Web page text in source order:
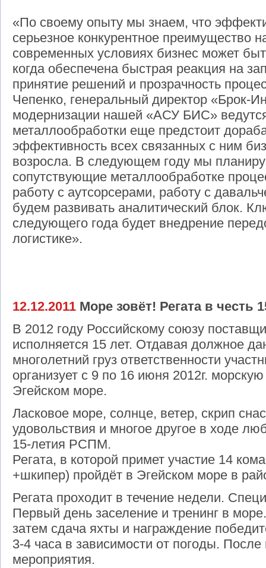
«По своему опыту мы знаем, что
серьезное конкурентное преимущество
современных условиях бизнес может
когда обеспечена быстрая реакция на
принятие решений и прозрачность
Чепенко, генеральный директор «Брок-
модернизации нашей «АСУ БИС»
металлообработки еще предстоит
эффективность всех связанных с ним
возросла. В следующем году мы
сопутствующие металлообработке
работу с аутсорсерами, работу с
будем развивать аналитический блок.
следующего года будет внедрение
логистике».
12.12.2011 Море зовёт! Регата в честь
В 2012 году Российскому союзу
исполняется 15 лет. Отдавая должное
многолетний груз ответственности
организует c 9 по 16 июня 2012г.
Эгейском море.
Ласковое море, солнце, ветер, скрип
удовольствия и многое другое в ходе
15-летия РСПМ.
Регата, в которой примет участие 14
+шкипер) пройдёт в Эгейском море в
Регата проходит в течение недели.
Первый день заселение и тренинг в
затем сдача яхты и награждение
3-4 часа в зависимости от погоды. После
мероприятия.